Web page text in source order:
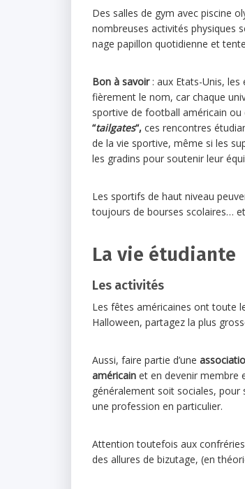
Des salles de gym avec piscine
nombreuses activités physiques
nage papillon quotidienne et
Bon à savoir: aux Etats-Unis, les
fièrement le nom, car chaque
sportive de football américain
“tailgates“, ces rencontres
de la vie sportive, même si les
les gradins pour soutenir leur
Les sportifs de haut niveau
toujours de bourses scolaires…
La vie étudiante
Les activités
Les fêtes américaines ont toute
Halloween, partagez la plus
Aussi, faire partie d’une
américain et en devenir membre
généralement soit sociales,
une profession en particulier.
Attention toutefois aux
des allures de bizutage, (en